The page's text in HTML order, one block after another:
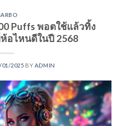
Puffs พอตใช้แล้วทิ้ง
อไหนดีในปี 2568
01/2025 BY ADMIN